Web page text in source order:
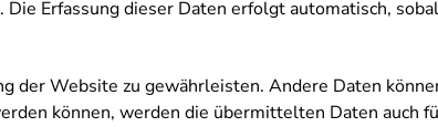
Erfassung dieser Daten erfolgt automatisch,
der Website zu gewährleisten. Andere Daten
können, werden die übermittelten Daten auch